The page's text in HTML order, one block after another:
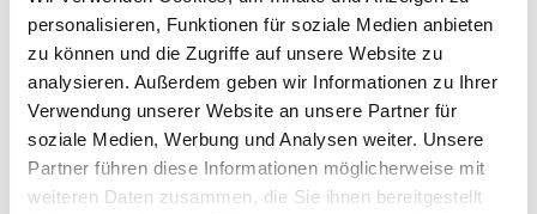
personalisieren, Funktionen für soziale Medien anbieten
zu können und die Zugriffe auf unsere Website zu
analysieren. Außerdem geben wir Informationen zu Ihrer
Verwendung unserer Website an unsere Partner für
soziale Medien, Werbung und Analysen weiter. Unsere
Partner führen diese Informationen möglicherweise mit
weiteren Daten zusammen, die Sie ihnen bereitgestellt